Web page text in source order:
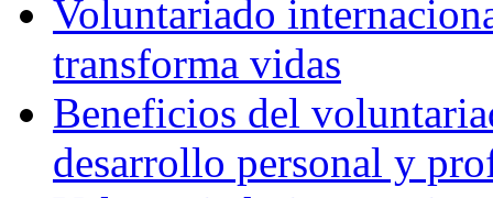
Voluntariado
transforma vidas
Beneficios del
desarrollo personal y